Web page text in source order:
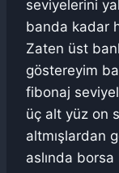
seviyelerini
banda kadar
Zaten üst
göstereyim
fibonaj
üç alt yüz on
altmışlardan
aslında